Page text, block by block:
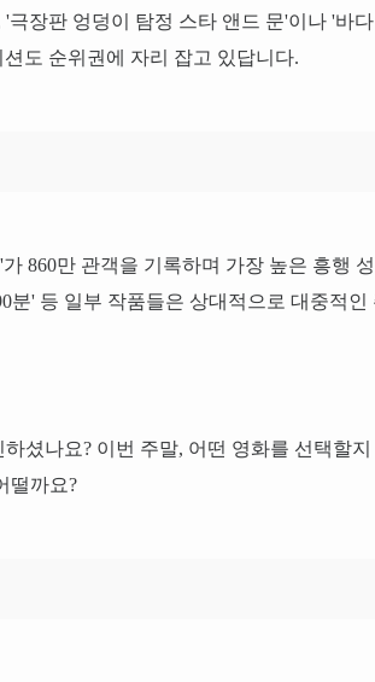
장판 엉덩이 탐정 스타 앤드 문'이나 '바
도 순위권에 자리 잡고 있답니다.
860만 관객을 기록하며 가장 높은 흥행
분' 등 일부 작품들은 상대적으로 대중적인
셨나요? 이번 주말, 어떤 영화를 선택할지
떨까요?